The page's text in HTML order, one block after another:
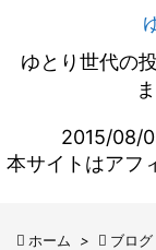
ゆとり世代の
2015/08/
本サイトはアフ
 ホーム >  ブログ